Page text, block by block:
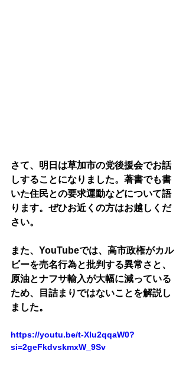
さて、明日は草加市の党後援会でお話
しすることになりました。著書でも書
いた住民との要求運動などについて語
ります。ぜひお近くの方はお越しくだ
さい。
また、YouTubeでは、高市政権がカル
ビーを売名行為と批判する異常さと、
原油とナフサ輸入が大幅に減っている
ため、目詰まりではないことを解説し
ました。
https://youtu.be/t-Xlu2qqaW0?
si=2geFkdvskmxW_9Sv